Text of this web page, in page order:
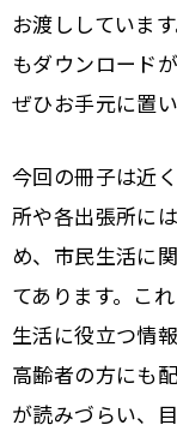
お渡ししていま
もダウンロード
ぜひお手元に置
今回の冊子は近
所や各出張所に
め、市民生活に
てあります。こ
生活に役立つ情
高齢者の方にも
が読みづらい、